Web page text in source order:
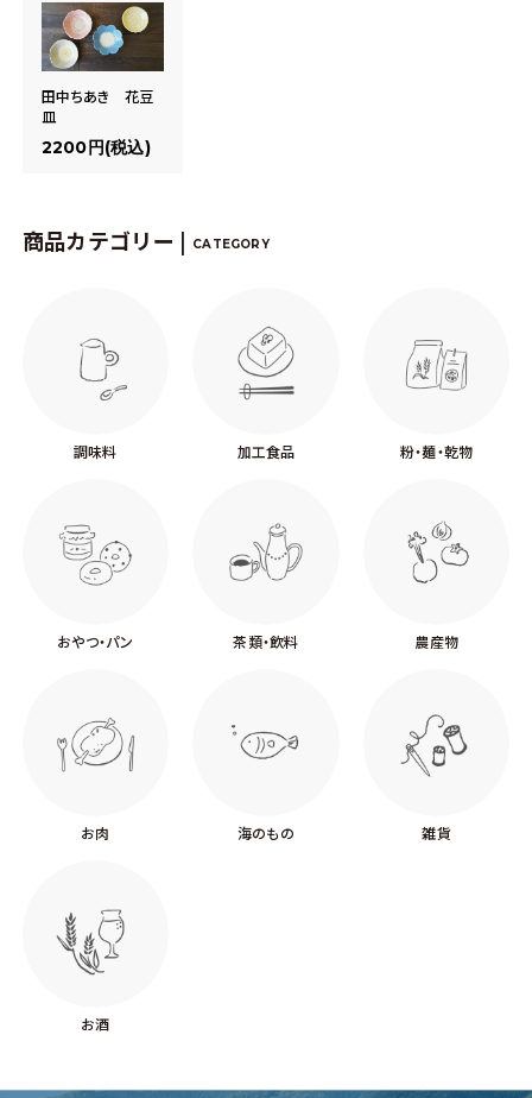
田中ちあき 花豆
皿
2200円(税込)
商品カテゴリー | CATEGORY
調味料 加工食品 粉・麺・乾物
おやつ・パン 茶類・飲料 農産物
お肉 海のもの 雑貨
お酒